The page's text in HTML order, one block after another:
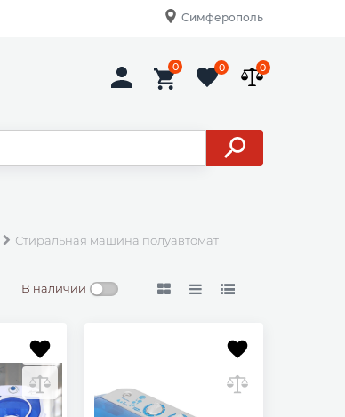
Симферополь
0 0 0
Стиральная машина полуавтомат
В наличии